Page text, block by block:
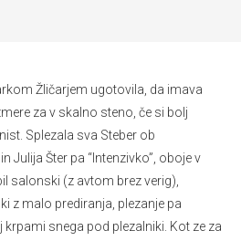
Žličarjem ugotovila, da imava
za v skalno steno, če si bolj
Splezala sva Steber ob
Julija Šter pa “Intenzivko”, oboje v
salonski (z avtom brez verig),
z malo prediranja, plezanje pa
snega pod plezalniki. Kot ze za